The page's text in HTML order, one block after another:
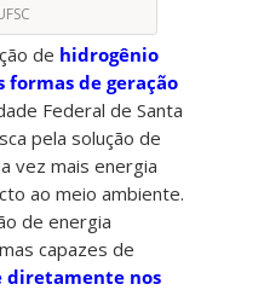
de hidrogênio
formas de geração
Federal de Santa
pela solução de
vez mais energia
ao meio ambiente.
de energia
capazes de
diretamente nos